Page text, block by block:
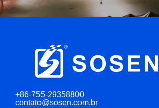
+86-755-29358800
contato@sosen.com.br